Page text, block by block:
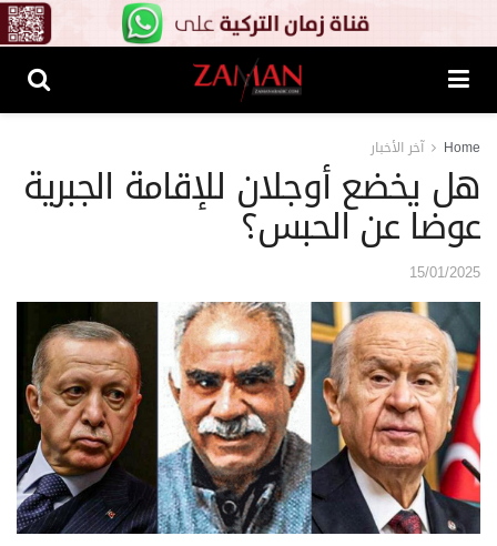
Home آخر الأخبار
هل يخضع أوجلان للإقامة الجبرية
عوضا عن الحبس؟
15/01/2025